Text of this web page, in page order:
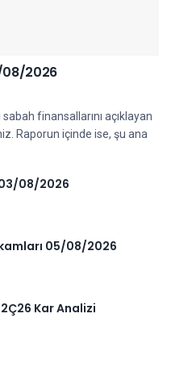
08/2026
finansallarını açıklayan
Raporun içinde ise, şu ana
03/08/2026
05/08/2026
2Ç26 Kar Analizi